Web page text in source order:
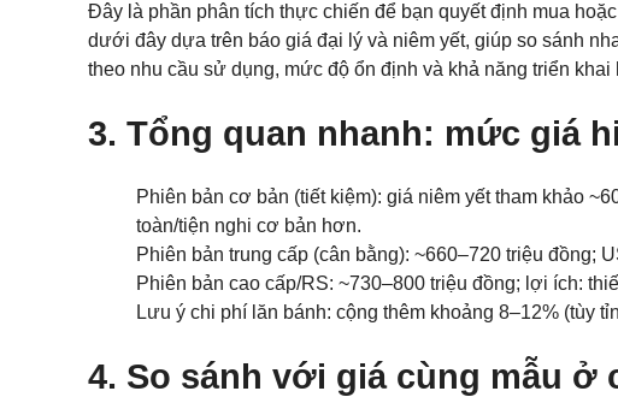
Đây là phần phân tích thực chiến để bạn quyết định mua
dưới đây dựa trên báo giá đại lý và niêm yết, giúp so sánh
theo nhu cầu sử dụng, mức độ ổn định và khả năng triển khai
3. Tổng quan nhanh: mức giá
Phiên bản cơ bản (tiết kiệm): giá niêm yết tham khảo
toàn/tiện nghi cơ bản hơn.
Phiên bản trung cấp (cân bằng): ~660–720 triệu đồng;
Phiên bản cao cấp/RS: ~730–800 triệu đồng; lợi ích:
Lưu ý chi phí lăn bánh: cộng thêm khoảng 8–12% (tùy
4. So sánh với giá cùng mẫu